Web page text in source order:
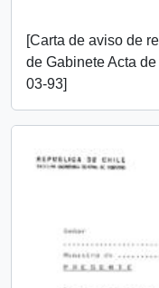
[Carta de aviso de
de Gabinete Acta
03-93]